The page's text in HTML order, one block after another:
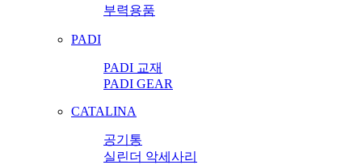
부력용품
PADI
PADI 교재
PADI GEAR
CATALINA
공기통
실린더 악세사리